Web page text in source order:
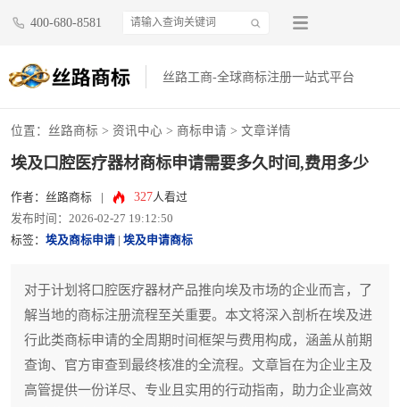
400-680-8581
丝路工商-全球商标注册一站式平台
位置： 丝路商标 > 资讯中心 > 商标申请 > 文章详情
埃及口腔医疗器材商标申请需要多久时间,费用多少
作者：丝路商标 327人看过
发布时间：2026-02-27 19:12:50
标签： 埃及商标申请 埃及申请商标
对于计划将口腔医疗器材产品推向埃及市场的企业而言，了
解当地的商标注册流程至关重要。本文将深入剖析在埃及进
行此类商标申请的全周期时间框架与费用构成，涵盖从前期
查询、官方审查到最终核准的全流程。文章旨在为企业主及
高管提供一份详尽、专业且实用的行动指南，助力企业高效